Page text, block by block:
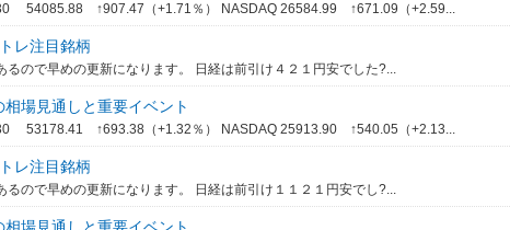
54085.88 ↑907.47（+1.71％） NASDAQ 26584.99 ↑671.09（+2.59...
レ注目銘柄
るので早めの更新になります。 日経は前引け４２１円安でした?...
相場見通しと重要イベント
53178.41 ↑693.38（+1.32％） NASDAQ 25913.90 ↑540.05（+2.13...
レ注目銘柄
るので早めの更新になります。 日経は前引け１１２１円安でし?...